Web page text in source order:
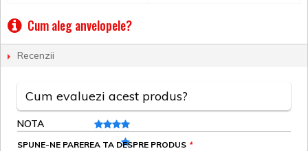
Cum aleg anvelopele?
Recenzii
Cum evaluezi acest produs?
NOTA
*
SPUNE-NE PAREREA TA DESPRE PRODUS